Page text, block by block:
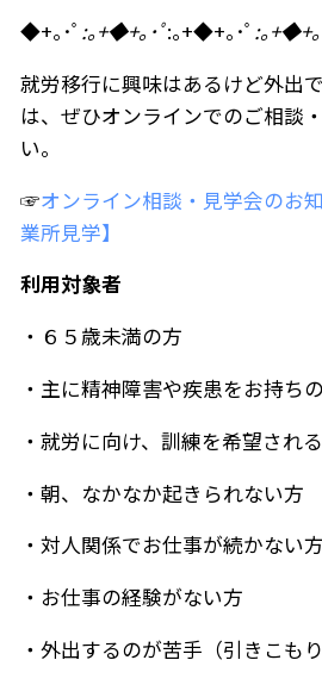
◆+｡･ﾟ :｡+◆+｡･ﾟ:｡+◆+｡･ﾟ :｡+◆+｡
就労移行に興味はあるけど外出
は、ぜひオンラインでのご相談
い。
☞オンライン相談・見学会のお
業所見学】
利用対象者
・６５歳未満の方
・主に精神障害や疾患をお持ち
・就労に向け、訓練を希望され
・朝、なかなか起きられない方
・対人関係でお仕事が続かない方
・お仕事の経験がない方
・外出するのが苦手（引きこも